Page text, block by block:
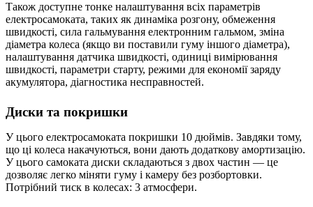
Також доступне тонке налаштування всіх параметрів
електросамоката, таких як динаміка розгону, обмеження
швидкості, сила гальмування електронним гальмом, зміна
діаметра колеса (якщо ви поставили гуму іншого діаметра),
налаштування датчика швидкості, одиниці вимірювання
швидкості, параметри старту, режими для економії заряду
акумулятора, діагностика несправностей.
Диски та покришки
У цього електросамоката покришки 10 дюймів. Завдяки тому,
що ці колеса накачуються, вони дають додаткову амортизацію.
У цього самоката диски складаються з двох частин — це
дозволяє легко міняти гуму і камеру без розбортовки.
Потрібний тиск в колесах: 3 атмосфери.